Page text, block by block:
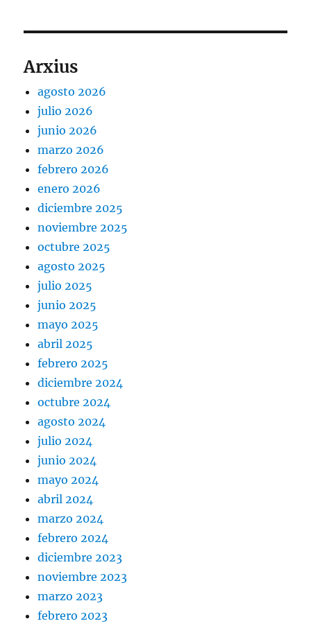
Arxius
agosto 2026
julio 2026
junio 2026
marzo 2026
febrero 2026
enero 2026
diciembre 2025
noviembre 2025
octubre 2025
agosto 2025
julio 2025
junio 2025
mayo 2025
abril 2025
febrero 2025
diciembre 2024
octubre 2024
agosto 2024
julio 2024
junio 2024
mayo 2024
abril 2024
marzo 2024
febrero 2024
diciembre 2023
noviembre 2023
marzo 2023
febrero 2023